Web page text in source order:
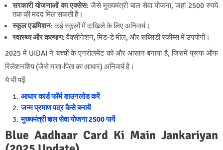
सरकारी योजनाओं का एक्सेस: जैसे मुख्यमंत्री बाल सेवा योजना, जहां 2500 रुपये
तक की मदद मिल सकती है।
स्कूल एडमिशन: कई स्कूलों में दाखिले के लिए अनिवार्य।
स्वास्थ्य और कल्याण: वैक्सीनेशन, मिड-डे मील, और सब्सिडी स्कीम्स में उपयोगी।
2025 में UIDAI ने बच्चों के एनरोलमेंट को और आसान बनाया है, जिसमें प्रूफ ऑफ
रिलेशनशिप (जैसे माता-पिता का आधार) अनिवार्य है।
ये भी पढ़ें
आधार कार्ड फॉर्म डाउनलोड करें
जन्म प्रमाण पत्र कैसे बनायें
मुख्यमंत्री बाल सेवा योजना 2500 पायें
Blue Aadhaar Card Ki Main Jankariyan